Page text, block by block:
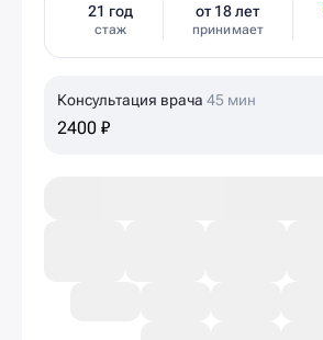
21 год
стаж
от 18 лет
принимает
Консультация врача 45 мин
2400 ₽